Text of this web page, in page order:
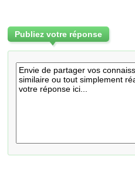
Publiez votre réponse